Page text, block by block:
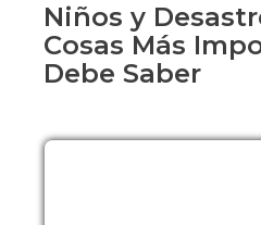
Niños y
Cosas Más
Debe Saber